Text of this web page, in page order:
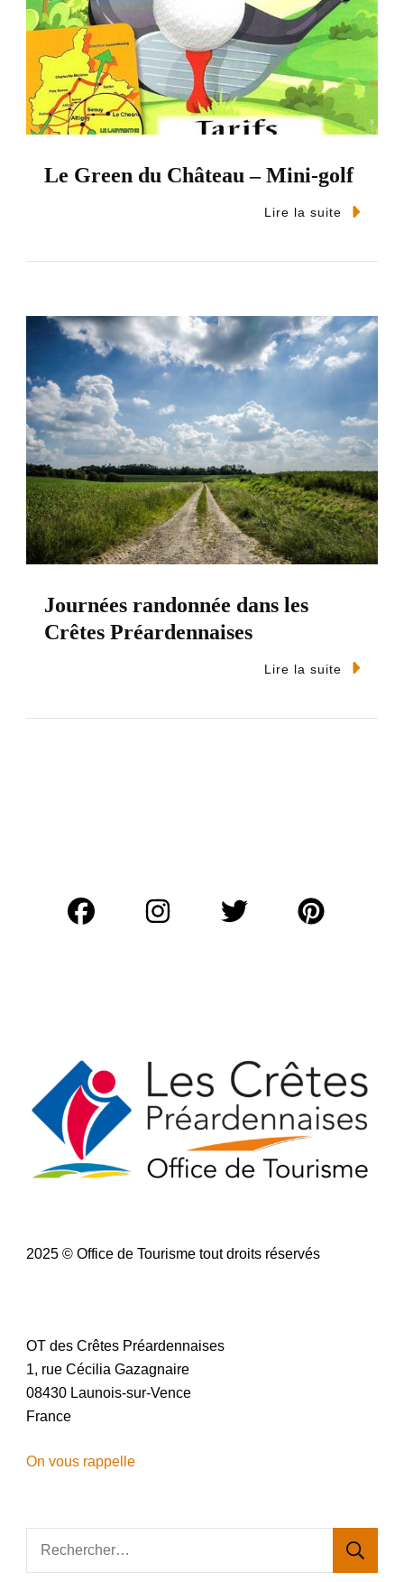
Le Green du Château – Mini-golf
Lire la suite
Journées randonnée dans les
Crêtes Préardennaises
Lire la suite
2025 © Office de Tourisme tout droits réservés
OT des Crêtes Préardennaises
1, rue Cécilia Gazagnaire
08430 Launois-sur-Vence
France
On vous rappelle